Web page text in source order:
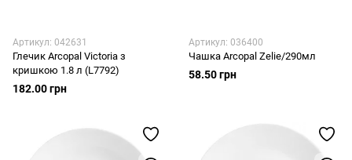
Артикул: 042631
Глечик Arcopal Victoria з
кришкою 1.8 л (L7792)
182.00 грн
Артикул: 036400
Чашка Arcopal Zelie/290мл
58.50 грн